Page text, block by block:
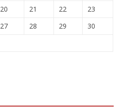
20 21 22
23
27 28 29
30